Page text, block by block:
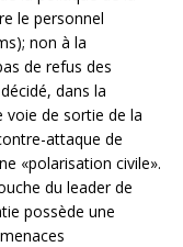
le personnel
non à la
de refus des
dans la
voie de sortie de la
attaque de
«polarisation civile».
du leader de
possède une